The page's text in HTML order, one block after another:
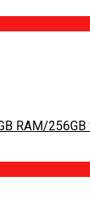
RAM/